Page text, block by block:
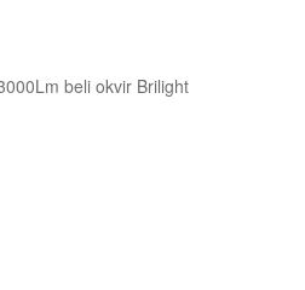
beli okvir Brilight